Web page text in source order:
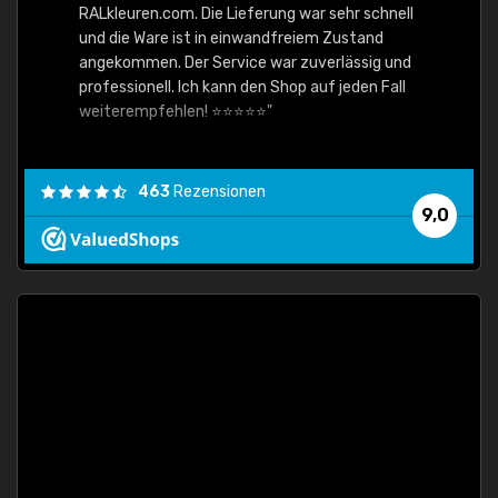
RALkleuren.com. Die Lieferung war sehr schnell
und die Ware ist in einwandfreiem Zustand
angekommen. Der Service war zuverlässig und
professionell. Ich kann den Shop auf jeden Fall
weiterempfehlen! ⭐⭐⭐⭐⭐"
9,0
463 Rezensionen